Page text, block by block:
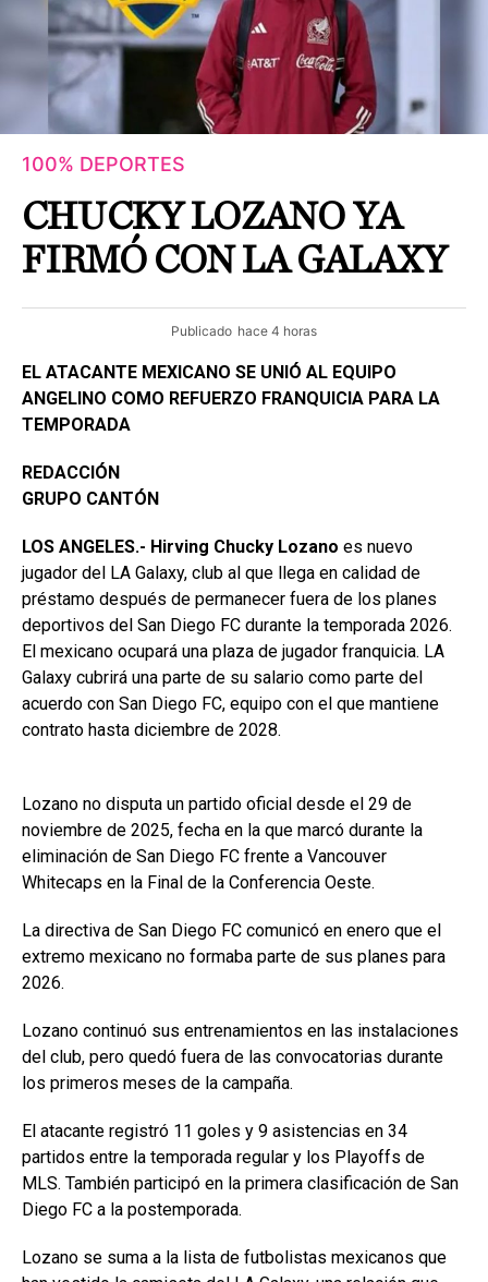
100% DEPORTES
CHUCKY LOZANO YA
FIRMÓ CON LA GALAXY
Publicado hace 4 horas
EL ATACANTE MEXICANO SE UNIÓ AL EQUIPO
ANGELINO COMO REFUERZO FRANQUICIA PARA LA
TEMPORADA
REDACCIÓN
GRUPO CANTÓN
LOS ANGELES.- Hirving Chucky Lozano es nuevo
jugador del LA Galaxy, club al que llega en calidad de
préstamo después de permanecer fuera de los planes
deportivos del San Diego FC durante la temporada 2026.
El mexicano ocupará una plaza de jugador franquicia. LA
Galaxy cubrirá una parte de su salario como parte del
acuerdo con San Diego FC, equipo con el que mantiene
contrato hasta diciembre de 2028.
Lozano no disputa un partido oficial desde el 29 de
noviembre de 2025, fecha en la que marcó durante la
eliminación de San Diego FC frente a Vancouver
Whitecaps en la Final de la Conferencia Oeste.
La directiva de San Diego FC comunicó en enero que el
extremo mexicano no formaba parte de sus planes para
2026.
Lozano continuó sus entrenamientos en las instalaciones
del club, pero quedó fuera de las convocatorias durante
los primeros meses de la campaña.
El atacante registró 11 goles y 9 asistencias en 34
partidos entre la temporada regular y los Playoffs de
MLS. También participó en la primera clasificación de San
Diego FC a la postemporada.
Lozano se suma a la lista de futbolistas mexicanos que